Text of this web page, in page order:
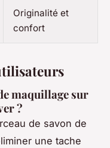
Originalité et
confort
maquillage sur
?
de savon de
une tache